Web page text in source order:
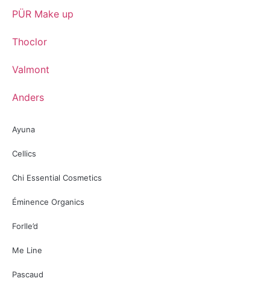
PÜR Make up
Thoclor
Valmont
Anders
Ayuna
Cellics
Chi Essential Cosmetics
Éminence Organics
Forlle’d
Me Line
Pascaud